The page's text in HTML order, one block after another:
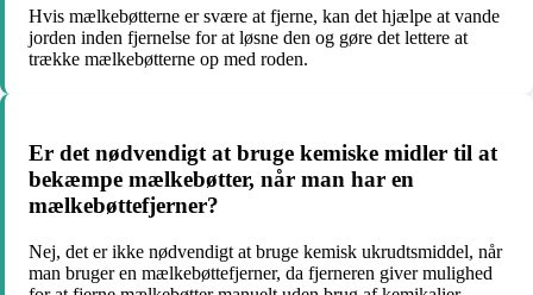
Hvis mælkebøtterne er svære at fjerne, kan det hjælpe at vande
jorden inden fjernelse for at løsne den og gøre det lettere at
trække mælkebøtterne op med roden.
Er det nødvendigt at bruge kemiske midler til at
bekæmpe mælkebøtter, når man har en
mælkebøttefjerner?
Nej, det er ikke nødvendigt at bruge kemisk ukrudtsmiddel, når
man bruger en mælkebøttefjerner, da fjerneren giver mulighed